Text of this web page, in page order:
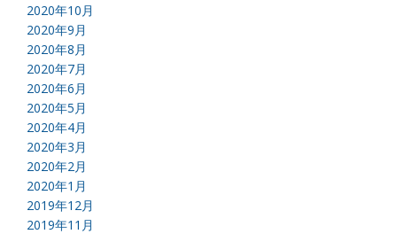
2020年10月
2020年9月
2020年8月
2020年7月
2020年6月
2020年5月
2020年4月
2020年3月
2020年2月
2020年1月
2019年12月
2019年11月